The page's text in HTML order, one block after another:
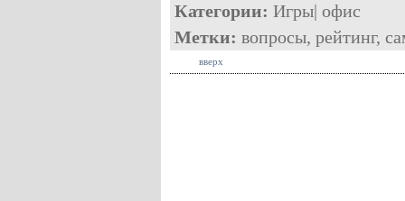
Категории: Игры| офис
Метки: вопросы, рейтинг,
вверх